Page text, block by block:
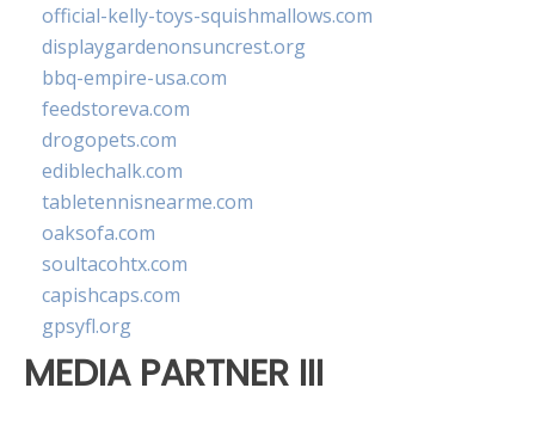
official-kelly-toys-squishmallows.com
displaygardenonsuncrest.org
bbq-empire-usa.com
feedstoreva.com
drogopets.com
ediblechalk.com
tabletennisnearme.com
oaksofa.com
soultacohtx.com
capishcaps.com
gpsyfl.org
MEDIA PARTNER III